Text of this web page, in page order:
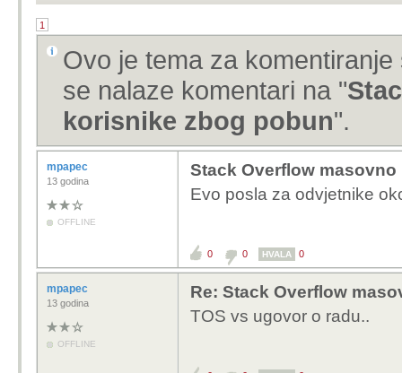
1
Ovo je tema za
se nalaze komentari na "
korisnike zbog pobun".
mpapec
13 godina
OFFLINE
Stack Overflow
Evo posla za odvjetnike
0 0 HVALA 0
mpapec
13 godina
OFFLINE
Re: Stack Overflow
TOS vs ugovor o radu..